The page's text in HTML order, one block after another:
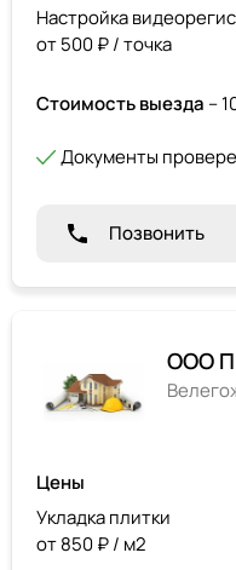
Настройка
от 500 ₽ / точка
Стоимость выезда –
Документы
Позвонить
ООО
Цены
Укладка плитки
от 850 ₽ / м2